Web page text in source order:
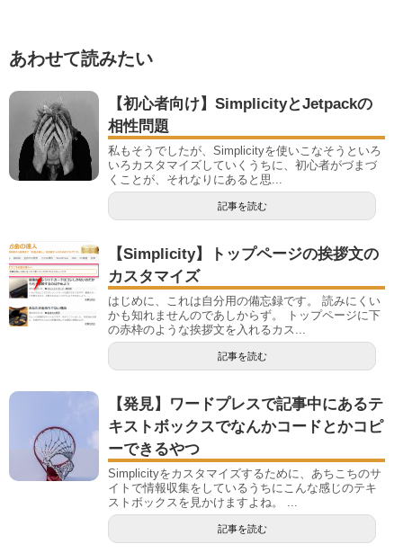
あわせて読みたい
【初心者向け】SimplicityとJetpackの
相性問題
私もそうでしたが、Simplicityを使いこなそうといろ
いろカスタマイズしていくうちに、初心者がづまづ
くことが、それなりにあると思...
記事を読む
【Simplicity】トップページの挨拶文の
カスタマイズ
はじめに、これは自分用の備忘録です。 読みにくい
かも知れませんのであしからず。 トップページに下
の赤枠のような挨拶文を入れるカス...
記事を読む
【発見】ワードプレスで記事中にあるテ
キストボックスでなんかコードとかコピ
ーできるやつ
Simplicityをカスタマイズするために、あちこちのサ
イトで情報収集をしているうちにこんな感じのテキ
ストボックスを見かけますよね。 ...
記事を読む